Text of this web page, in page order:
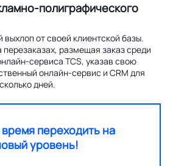
полиграфического
выхлоп от своей клиентской базы.
размещая заказ среди
сервиса TCS, указав свою
онлайн-сервис и CRM для
дней.
переходить на
уровень!